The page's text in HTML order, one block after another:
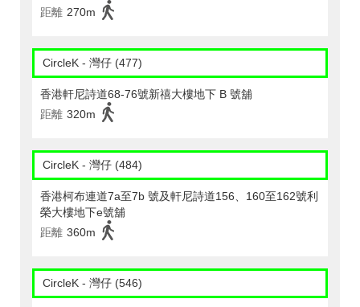
距離 270m
CircleK - 灣仔 (477)
香港軒尼詩道68-76號新禧大樓地下 B 號舖
距離 320m
CircleK - 灣仔 (484)
香港柯布連道7a至7b 號及軒尼詩道156、160至162號利
榮大樓地下e號舖
距離 360m
CircleK - 灣仔 (546)